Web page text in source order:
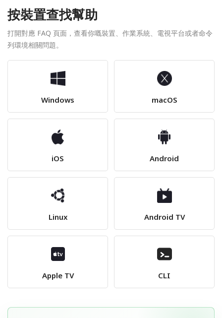
按裝置查找幫助
打開對應 FAQ 頁面，查看你嘅裝置、作業系統、電視平台或者命令
列環境相關問題。
Windows macOS
iOS Android
Linux Android TV
Apple TV CLI